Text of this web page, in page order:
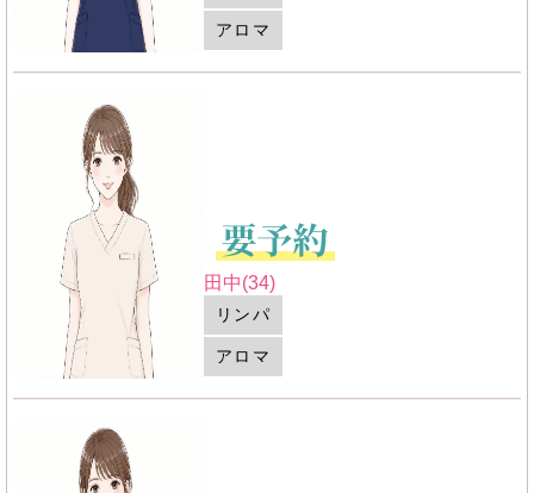
アロマ
田中(34)
リンパ
アロマ